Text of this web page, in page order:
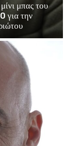
μπας του
για την